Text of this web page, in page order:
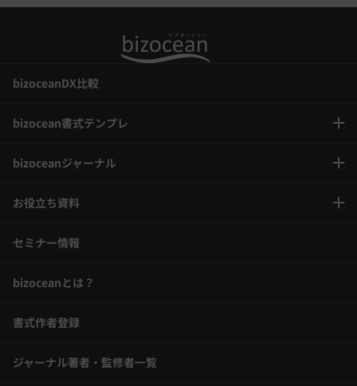
bizoceanDX比較
bizocean書式テンプレ
bizoceanジャーナル
お役立ち資料
セミナー情報
bizoceanとは？
書式作者登録
ジャーナル著者・監修者一覧